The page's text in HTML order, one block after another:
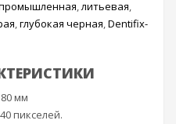
,литьевая,
,глубокая черная,Dentifix-
мм
пикселей.